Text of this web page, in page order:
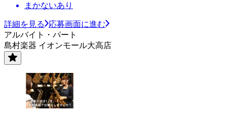
まかないあり
詳細を見る
応募画面に進む
アルバイト・パート
島村楽器 イオンモール大高店